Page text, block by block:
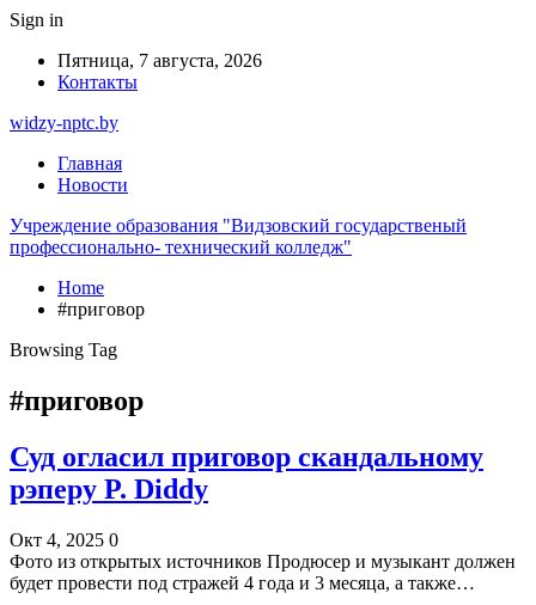
Sign in
Пятница, 7 августа, 2026
Контакты
widzy-nptc.by
Главная
Новости
Учреждение образования "Видзовский государственый
профессионально- технический колледж"
Home
#приговор
Browsing Tag
#приговор
Суд огласил приговор скандальному
рэперу P. Diddy
Окт 4, 2025 0
Фото из открытых источников Продюсер и музыкант должен
будет провести под стражей 4 года и 3 месяца, а также…